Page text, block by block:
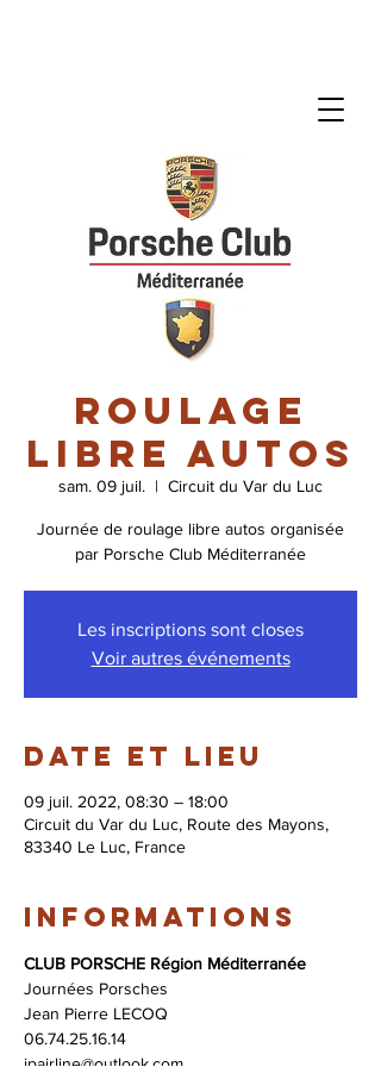
Roulage
libre autos
sam. 09 juil.
  |
Circuit du Var du Luc
Journée de roulage libre autos organisée
par Porsche Club Méditerranée
Les inscriptions sont closes
Voir autres événements
Date et lieu
09 juil. 2022, 08:30 – 18:00
Circuit du Var du Luc, Route des Mayons,
83340 Le Luc, France
Informations
CLUB PORSCHE Région Méditerranée
Journées Porsches
Jean Pierre LECOQ
06.74.25.16.14